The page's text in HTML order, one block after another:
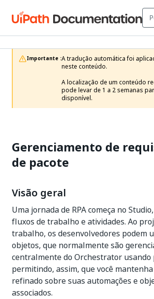
Importante :A tradução automática foi
neste conteúdo.
A localização de um conteúdo
pode levar de 1 a 2 semanas
disponível.
Gerenciamento de
de pacote
Visão geral
Uma jornada de RPA começa no
fluxos de trabalho e atividades. Ao
trabalho, os desenvolvedores podem
objetos, que normalmente são
centralmente do Orchestrator usando
permitindo, assim, que você
refinado sobre suas automações e
associados.